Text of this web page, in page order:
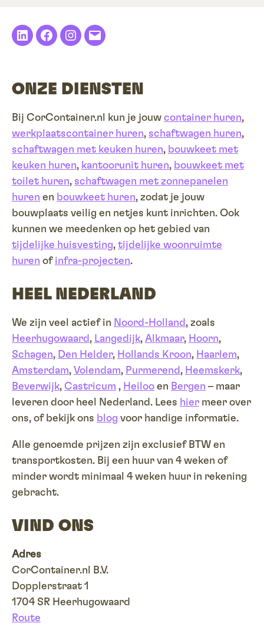
LinkedInFacebookInstagram
E-
ONZE DIENSTEN
Bij CorContainer.nl kun je jouwcontainer huren,
werkplaatscontainer huren, schaftwagen huren,
schaftwagen met keuken huren, bouwkeet met
keuken huren, kantoorunit huren, bouwkeet met
toilet huren, schaftwagen met zonnepanelen
huren en bouwkeet huren, zodat je jouw
bouwplaats veilig en netjes kunt inrichten. Ook
kunnen we meedenken op het gebied van
tijdelijke huisvesting,tijdelijke woonruimte
huren ofinfra-projecten.
HEEL NEDERLAND
We zijn veel actief in Noord-Holland, zoals
Heerhugowaard, Langedijk,Alkmaar, Hoorn,
Schagen, Den Helder, Hollands Kroon, Haarlem,
Amsterdam,Volendam, Purmerend, Heemskerk,
Beverwijk,Castricum , Heilooen Bergen – maar
leveren door heel Nederland. Lees hier meer over
ons, of bekijk ons blog voor handige informatie.
Alle genoemde prijzen zijn exclusief BTW en
transportkosten. Bij een huur van 4 weken of
minder wordt minimaal 4 weken huur in rekening
gebracht.
VIND ONS
Adres
CorContainer.nl B.V.
Dopplerstraat 1
1704 SR Heerhugowaard
Route